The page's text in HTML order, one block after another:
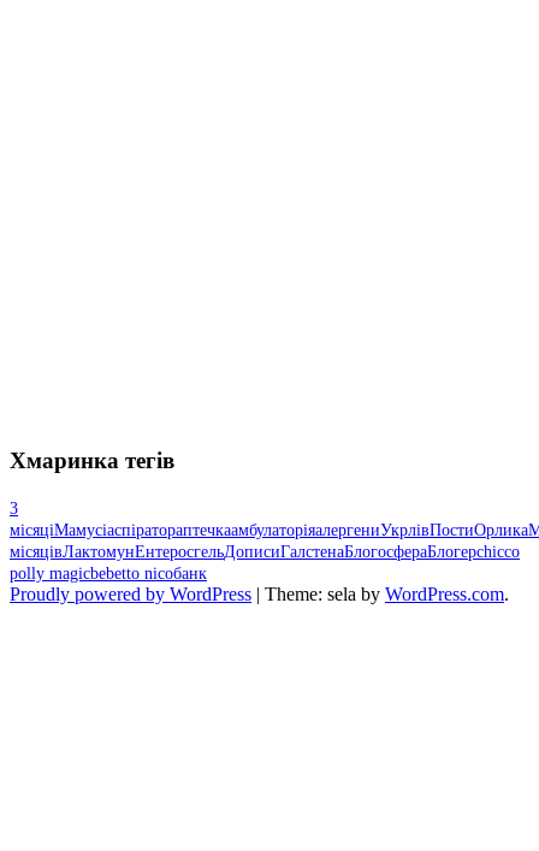
Хмаринка тегів
3
місяціМамусіаспіратораптечкаамбулаторіяалергениУкрлівПостиОрлика
місяцівЛактомунЕнтеросгельДописиГалстенаБлогосфераБлогерchicco
polly magicbebetto nicoбанк
Proudly powered by WordPress | Theme: sela by WordPress.com.